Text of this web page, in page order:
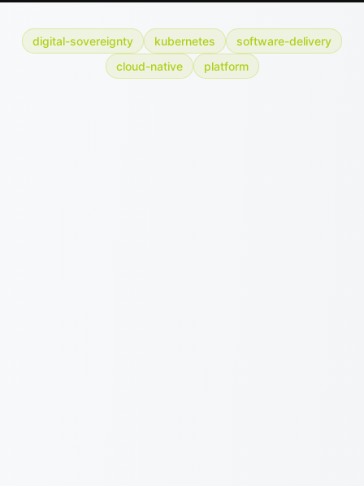
digital-sovereignty kubernetes
software-delivery
cloud-native
platform